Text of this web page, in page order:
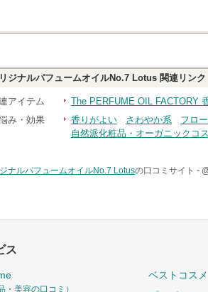
ジナルパフュームオイルNo.7 Lotus 関連リンク
アイテム The PERFUME OIL FACTORY
み・効果
香りがよい さわやか系 フロ
自然派化粧品・オーガニックコ
ナルパフュームオイルNo.7 Lotusの口コミサイト -
ス
・美容の口コミ）
ベストコスメ